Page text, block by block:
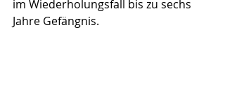
im Wiederholungsfall bis zu sechs
Jahre Gefängnis.